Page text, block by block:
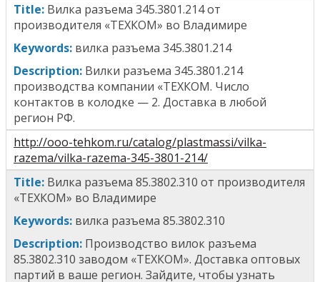
Title: Вилка разъема 345.3801.214от
производителя «ТЕХКОМ» во Владимире
Keywords: вилка разъема 345.3801.214
Description: Вилки разъема 345.3801.214
производства компании «ТЕХКОМ. Число
контактов в колодке — 2. Доставка в любой
регион РФ.
http://ooo-tehkom.ru/catalog/plastmassi/vilka-
razema/vilka-razema-345-3801-214/
Title: Вилка разъема 85.3802.310 от производителя
«ТЕХКОМ» во Владимире
Keywords: вилка разъема 85.3802.310
Description: Производство вилок разъема
85.3802.310 заводом «ТЕХКОМ». Доставка оптовых
партий в ваше регион. Зайдите, чтобы узнать